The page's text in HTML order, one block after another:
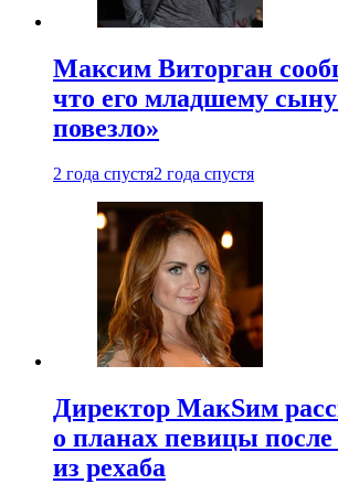
Максим Виторган
что его младшему
повезло»
2 года спустя2 года спустя
Директор МакSим
о планах певицы
из рехаба